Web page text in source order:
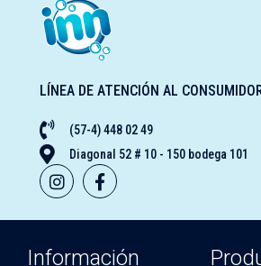
LÍNEA DE ATENCIÓN AL
(57-4) 448 02 49
Diagonal 52 # 10 - 150 bodega 101
Información